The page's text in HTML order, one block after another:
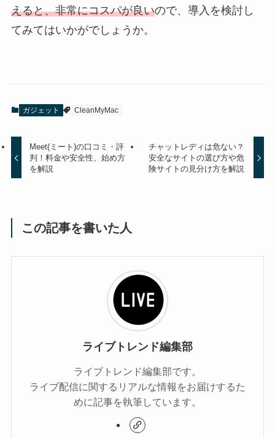
えると、非常にコスパが良いので、導入を検討し
てみてはいかがでしょうか。
ガジェット CleanMyMac
Meet(ミート)の口コミ・評
判！料金や安全性、始め方
を解説
チャットレディは危ない？
安全なサイトの選び方や危
険サイトの見分け方を解説
この記事を書いた人
ライブトレンド編集部
ライブトレンド編集部です。
ライブ配信に関するリアルな情報をお届けするた
めに記事を執筆しています。